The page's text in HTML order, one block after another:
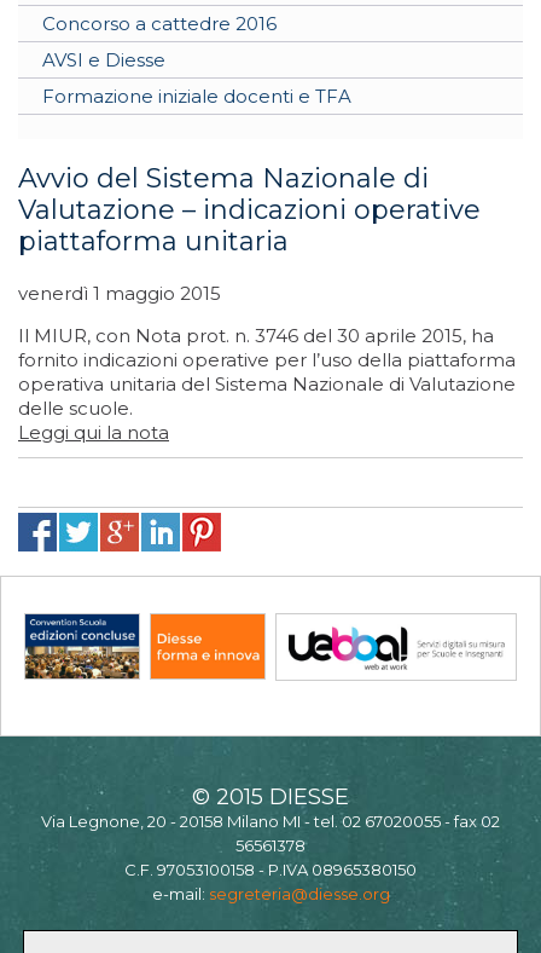
Concorso a cattedre 2016
AVSI e Diesse
Formazione iniziale docenti e TFA
Avvio del Sistema Nazionale di
Valutazione – indicazioni operative
piattaforma unitaria
venerdì 1 maggio 2015
Il MIUR, con Nota prot. n. 3746 del 30 aprile 2015, ha
fornito indicazioni operative per l’uso della piattaforma
operativa unitaria del Sistema Nazionale di Valutazione
delle scuole.
Leggi qui la nota
© 2015 DIESSE
Via Legnone, 20 - 20158 Milano MI - tel. 02 67020055 - fax 02
56561378
C.F. 97053100158 - P.IVA 08965380150
e-mail: segreteria@diesse.org